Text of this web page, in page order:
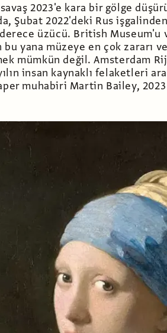
2023'e kara bir gölge
Şubat 2022'deki Rus
üzücü. British Museum'u
bu yana müzeye en çok zararı
mümkün değil. Amsterdam
insan kaynaklı felaketleri
muhabiri Martin Bailey, 2023